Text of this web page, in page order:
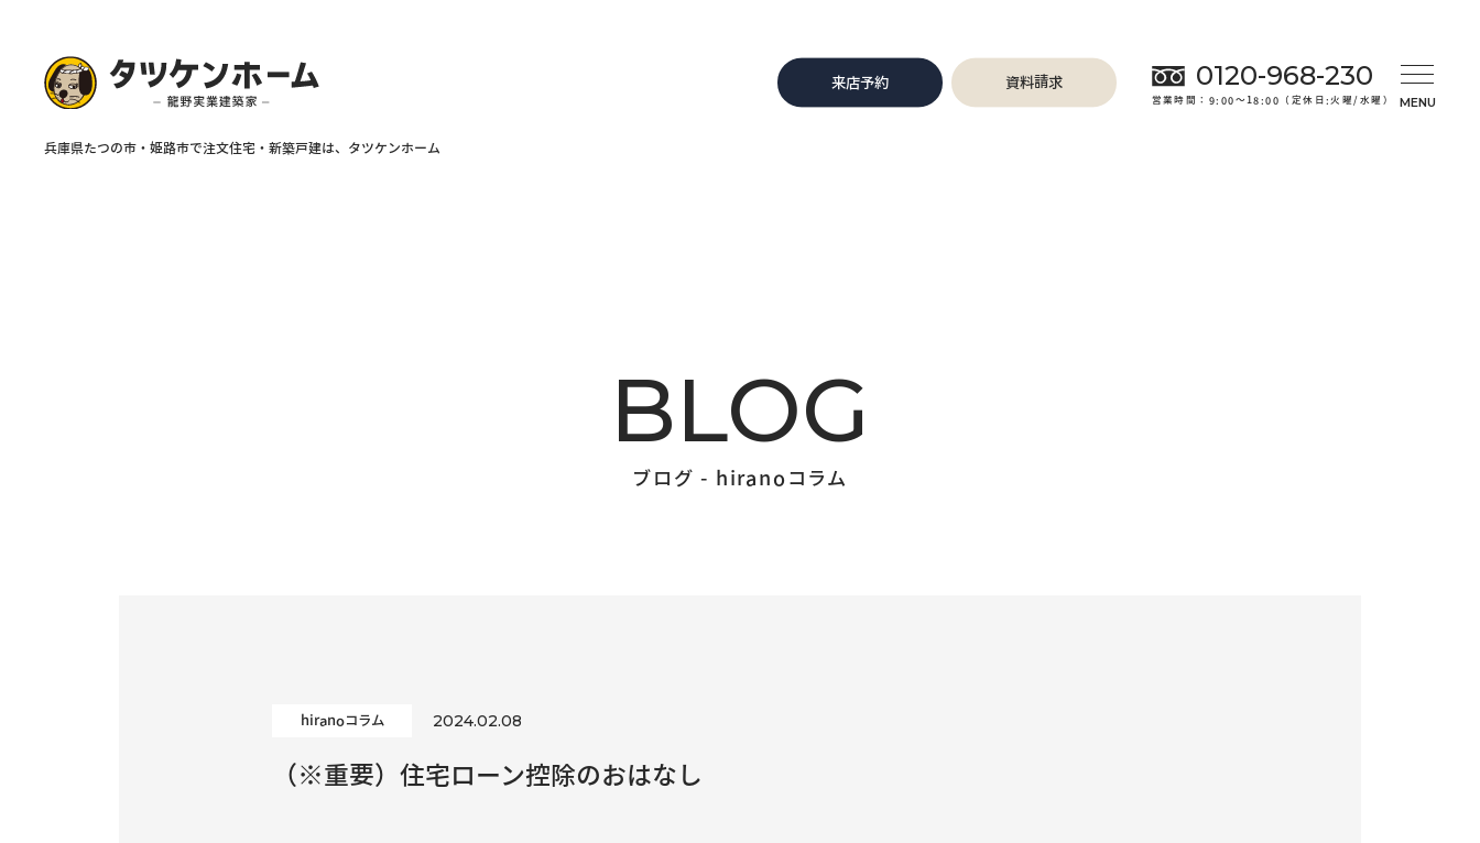
来店予約 資料請求 0120-968-230
営業時間：9:00～18:00（定休日:火曜/水曜）
BLOG
ブログ - hiranoコラム
hiranoコラム 2024.02.08
（※重要）住宅ローン控除のおはなし